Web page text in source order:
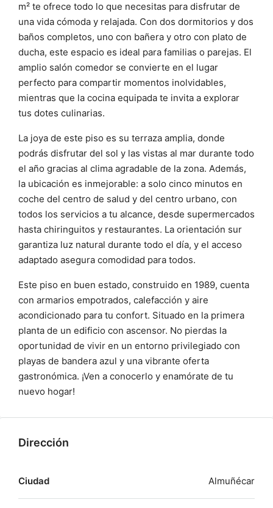
m² te ofrece todo lo que necesitas para disfrutar de
una vida cómoda y relajada. Con dos dormitorios y dos
baños completos, uno con bañera y otro con plato de
ducha, este espacio es ideal para familias o parejas. El
amplio salón comedor se convierte en el lugar
perfecto para compartir momentos inolvidables,
mientras que la cocina equipada te invita a explorar
tus dotes culinarias.
La joya de este piso es su terraza amplia, donde
podrás disfrutar del sol y las vistas al mar durante todo
el año gracias al clima agradable de la zona. Además,
la ubicación es inmejorable: a solo cinco minutos en
coche del centro de salud y del centro urbano, con
todos los servicios a tu alcance, desde supermercados
hasta chiringuitos y restaurantes. La orientación sur
garantiza luz natural durante todo el día, y el acceso
adaptado asegura comodidad para todos.
Este piso en buen estado, construido en 1989, cuenta
con armarios empotrados, calefacción y aire
acondicionado para tu confort. Situado en la primera
planta de un edificio con ascensor. No pierdas la
oportunidad de vivir en un entorno privilegiado con
playas de bandera azul y una vibrante oferta
gastronómica. ¡Ven a conocerlo y enamórate de tu
nuevo hogar!
Dirección
Ciudad Almuñécar